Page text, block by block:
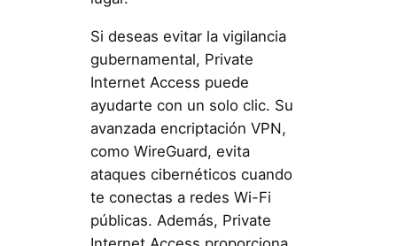
Si deseas evitar la vigilancia
gubernamental, Private
Internet Access puede
ayudarte con un solo clic. Su
avanzada encriptación VPN,
como WireGuard, evita
ataques cibernéticos cuando
te conectas a redes Wi-Fi
públicas. Además, Private